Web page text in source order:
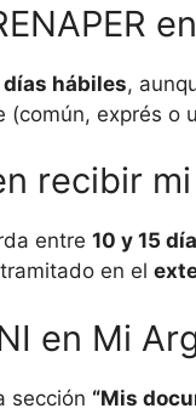
días hábiles,
(común, exprés o
recibir mi
entre 10 y 15
en el
en Mi
sección “Mis